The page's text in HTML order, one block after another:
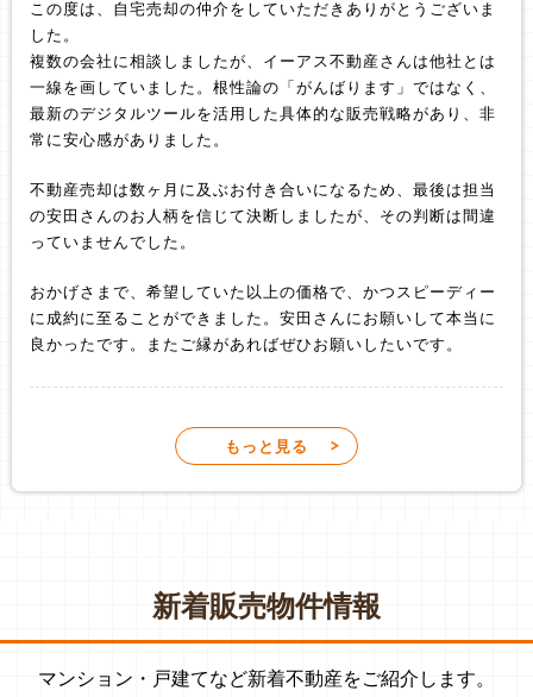
この度は、自宅売却の仲介をしていただきありがとうございま
した。
複数の会社に相談しましたが、イーアス不動産さんは他社とは
一線を画していました。根性論の「がんばります」ではなく、
最新のデジタルツールを活用した具体的な販売戦略があり、非
常に安心感がありました。
不動産売却は数ヶ月に及ぶお付き合いになるため、最後は担当
の安田さんのお人柄を信じて決断しましたが、その判断は間違
っていませんでした。
おかげさまで、希望していた以上の価格で、かつスピーディー
に成約に至ることができました。安田さんにお願いして本当に
良かったです。またご縁があればぜひお願いしたいです。
3 件のクチコミ ・ 0 枚の写真
ど、めちゃくちゃ実感したわー
安田くん、あんたすごかったで。
もっと見る
新着販売物件情報
マンション・戸建てなど新着不動産をご紹介します。